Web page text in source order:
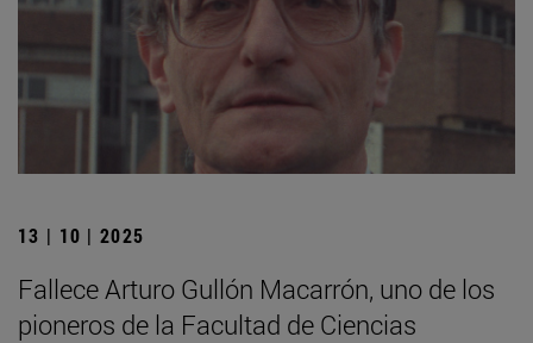
13 | 10 | 2025
Fallece Arturo Gullón Macarrón, uno de los
pioneros de la Facultad de Ciencias